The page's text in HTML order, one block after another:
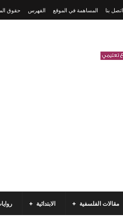
اتصل بنا المساهمة في الموقع الفهرس حقوق
مقالات الفلسفية الابتدائية